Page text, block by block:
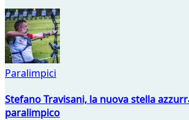
Paralimpici
Stefano Travisani, la nuova stella
paralimpico